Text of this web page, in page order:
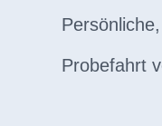
Probefahrt